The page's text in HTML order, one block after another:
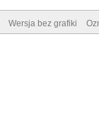
Wersja bez grafiki